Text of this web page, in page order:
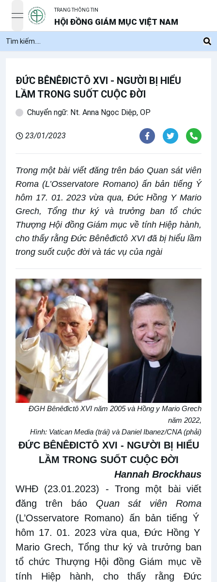
open navigation menu
TRANG THÔNG TIN
HỘI ĐỒNG GIÁM MỤC VIỆT NAM
ĐỨC BÊNÊĐICTÔ XVI - NGƯỜI BỊ HIỂU
LẦM TRONG SUỐT CUỘC ĐỜI
Chuyển ngữ: Nt. Anna Ngọc Diệp, OP
23/01/2023
Trong một bài viết đăng trên báo Quan sát viên
Roma (L’Osservatore Romano) ấn bản tiếng Ý
hôm 17. 01. 2023 vừa qua, Đức Hồng Y Mario
Grech, Tổng thư ký và trưởng ban tổ chức
Thượng Hội đồng Giám mục về tính Hiệp hành,
cho thấy rằng Đức Bênêđictô XVI đã bị hiểu lầm
trong suốt cuộc đời và tác vụ của ngài
ĐGH Bênêđictô XVI năm 2005 và Hồng y Mario Grech
năm 2022,
Hình: Vatican Media (trái) và Daniel Ibanez/CNA (phải)
ĐỨC BÊNÊĐICTÔ XVI - NGƯỜI BỊ HIỂU
LẦM TRONG SUỐT CUỘC ĐỜI
Hannah Brockhaus
WHĐ (23.01.2023) - Trong một bài viết
đăng trên báo Quansát viên Roma
(L’Osservatore Romano) ấn bản tiếng Ý
hôm 17. 01. 2023 vừa qua, Đức Hồng Y
Mario Grech, Tổng thư ký và trưởng ban
tổ chức Thượng Hội đồng Giám mục về
tính Hiệp hành, chothấy rằngĐức